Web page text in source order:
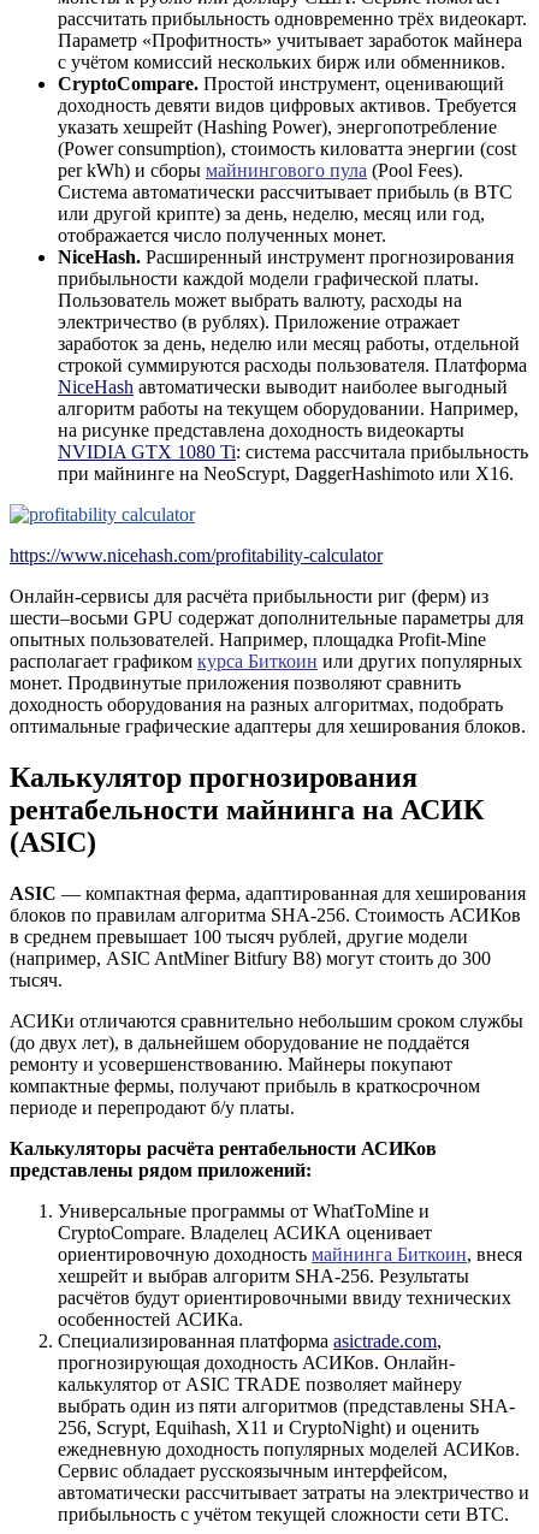
рассчитать прибыльность одновременно трёх видеокарт.
Параметр «Профитность» учитывает заработок майнера
с учётом комиссий нескольких бирж или обменников.
CryptoCompare. Простой инструмент, оценивающий
доходность девяти видов цифровых активов. Требуется
указать хешрейт (Hashing Power), энергопотребление
(Power consumption), стоимость киловатта энергии (cost
per kWh) и сборы майнингового пула (Pool Fees).
Система автоматически рассчитывает прибыль (в BTC
или другой крипте) за день, неделю, месяц или год,
отображается число полученных монет.
NiceHash. Расширенный инструмент прогнозирования
прибыльности каждой модели графической платы.
Пользователь может выбрать валюту, расходы на
электричество (в рублях). Приложение отражает
заработок за день, неделю или месяц работы, отдельной
строкой суммируются расходы пользователя. Платформа
NiceHash автоматически выводит наиболее выгодный
алгоритм работы на текущем оборудовании. Например,
на рисунке представлена доходность видеокарты
NVIDIA GTX 1080 Ti: система рассчитала прибыльность
при майнинге на NeoScrypt, DaggerHashimoto или X16.
https://www.nicehash.com/profitability-calculator
Онлайн-сервисы для расчёта прибыльности риг (ферм) из
шести–восьми GPU содержат дополнительные параметры для
опытных пользователей. Например, площадка Profit-Mine
располагает графиком курса Биткоин или других популярных
монет. Продвинутые приложения позволяют сравнить
доходность оборудования на разных алгоритмах, подобрать
оптимальные графические адаптеры для хеширования блоков.
Калькулятор прогнозирования
рентабельности майнинга на АСИК
(ASIC)
ASIC — компактная ферма, адаптированная для хеширования
блоков по правилам алгоритма SHA-256. Стоимость АСИКов
в среднем превышает 100 тысяч рублей, другие модели
(например, ASIC AntMiner Bitfury B8) могут стоить до 300
тысяч.
АСИКи отличаются сравнительно небольшим сроком службы
(до двух лет), в дальнейшем оборудование не поддаётся
ремонту и усовершенствованию. Майнеры покупают
компактные фермы, получают прибыль в краткосрочном
периоде и перепродают б/у платы.
Калькуляторы расчёта рентабельности АСИКов
представлены рядом приложений:
Универсальные программы от WhatToMine и
CryptoCompare. Владелец АСИКА оценивает
ориентировочную доходность майнинга Биткоин, внеся
хешрейт и выбрав алгоритм SHA-256. Результаты
расчётов будут ориентировочными ввиду технических
особенностей АСИКа.
Специализированная платформа asictrade.com,
прогнозирующая доходность АСИКов. Онлайн-
калькулятор от ASIC TRADE позволяет майнеру
выбрать один из пяти алгоритмов (представлены SHA-
256, Scrypt, Equihash, X11 и CryptoNight) и оценить
ежедневную доходность популярных моделей АСИКов.
Сервис обладает русскоязычным интерфейсом,
автоматически рассчитывает затраты на электричество и
прибыльность с учётом текущей сложности сети BTC.